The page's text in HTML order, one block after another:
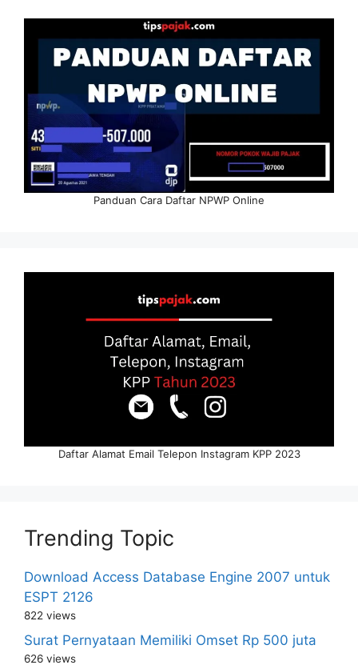
Panduan Cara Daftar NPWP Online
Daftar Alamat Email Telepon Instagram KPP 2023
Trending Topic
Download Access Database Engine 2007 untuk
ESPT 2126
822 views
Surat Pernyataan Memiliki Omset Rp 500 juta
626 views